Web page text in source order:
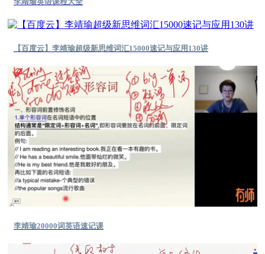
【百度云】李靖瑜超级新思维词汇15000速记与应用130讲
李靖瑜20000词英语速记课